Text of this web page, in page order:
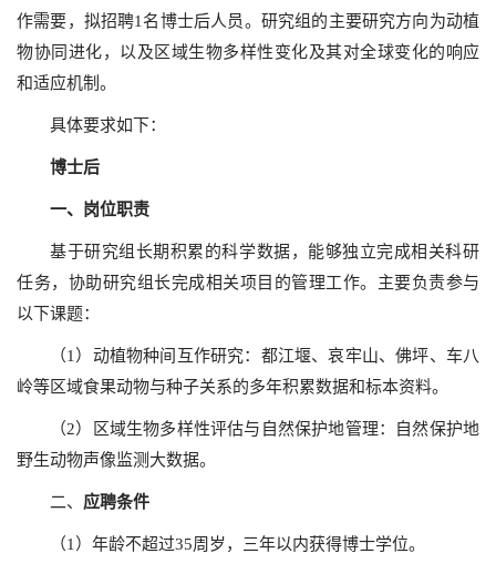
作需要，拟招聘1名博士后人员。研究组的主要研究方向为动植
物协同进化，以及区域生物多样性变化及其对全球变化的响应
和适应机制。
具体要求如下：
博士后
一、岗位职责
基于研究组长期积累的科学数据，能够独立完成相关科研
任务，协助研究组长完成相关项目的管理工作。主要负责参与
以下课题：
（1）动植物种间互作研究：都江堰、哀牢山、佛坪、车八
岭等区域食果动物与种子关系的多年积累数据和标本资料。
（2）区域生物多样性评估与自然保护地管理：自然保护地
野生动物声像监测大数据。
二、 应聘条件
（1）年龄不超过35周岁，三年以内获得博士学位。